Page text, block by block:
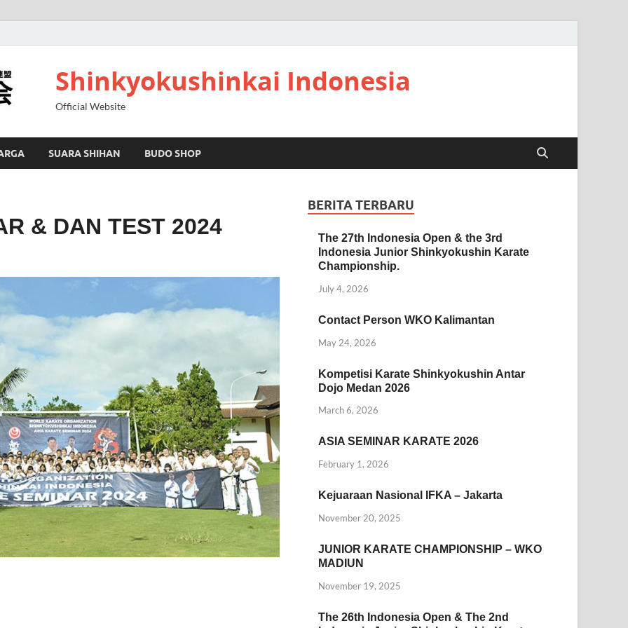
Shinkyokushinkai Indonesia
Official Website
SUARA SHIHAN BUDO SHOP
& DAN TEST 2024
BERITA TERBARU
The 27th Indonesia Open & the 3rd
Indonesia Junior Shinkyokushin Karate
Championship.
July 4, 2026
Contact Person WKO Kalimantan
May 24, 2026
Kompetisi Karate Shinkyokushin Antar
Dojo Medan 2026
March 6, 2026
ASIA SEMINAR KARATE 2026
February 1, 2026
Kejuaraan Nasional IFKA – Jakarta
November 20, 2025
JUNIOR KARATE CHAMPIONSHIP – WKO
MADIUN
November 19, 2025
The 26th Indonesia Open & The 2nd